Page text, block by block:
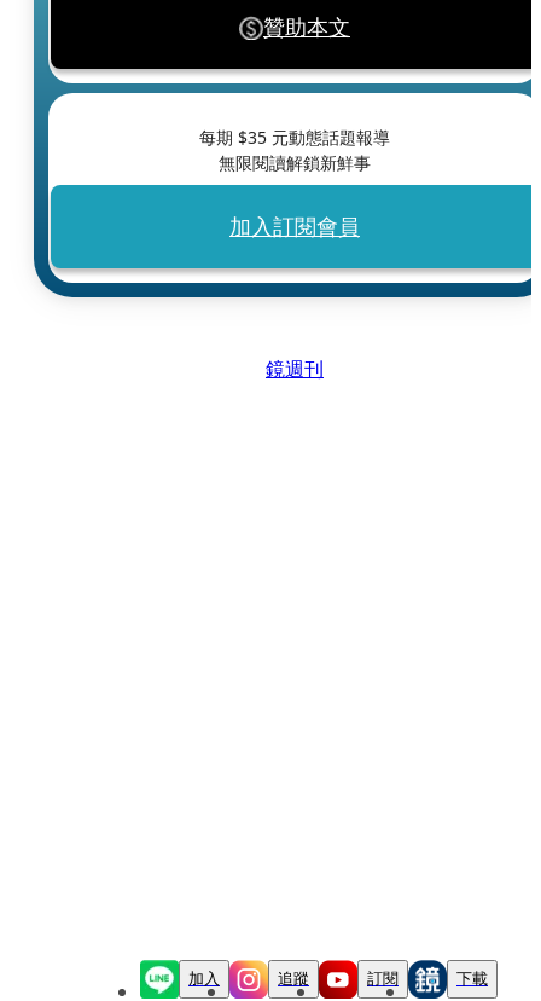
贊助本文
每期 $35 元動態話題報導
無限閱讀解鎖新鮮事
加入訂閱會員
鏡週刊
加入 追蹤 訂閱 下載